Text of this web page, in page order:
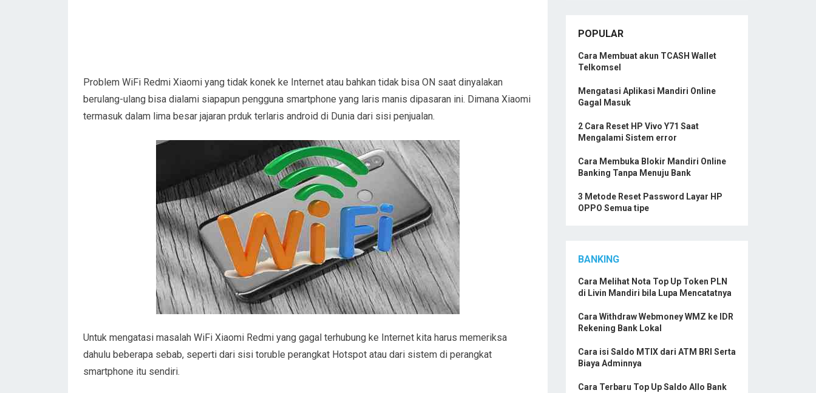
Problem WiFi Redmi Xiaomi yang tidak konek ke Internet atau bahkan tidak bisa ON saat dinyalakan
berulang-ulang bisa dialami siapapun pengguna smartphone yang laris manis dipasaran ini. Dimana Xiaomi
termasuk dalam lima besar jajaran prduk terlaris android di Dunia dari sisi penjualan.
Untuk mengatasi masalah WiFi Xiaomi Redmi yang gagal terhubung ke Internet kita harus memeriksa
dahulu beberapa sebab, seperti dari sisi toruble perangkat Hotspot atau dari sistem di perangkat
smartphone itu sendiri.
POPULAR
Cara Membuat akun TCASH Wallet
Telkomsel
Mengatasi Aplikasi Mandiri Online
Gagal Masuk
2 Cara Reset HP Vivo Y71 Saat
Mengalami Sistem error
Cara Membuka Blokir Mandiri Online
Banking Tanpa Menuju Bank
3 Metode Reset Password Layar HP
OPPO Semua tipe
BANKING
Cara Melihat Nota Top Up Token PLN
di Livin Mandiri bila Lupa Mencatatnya
Cara Withdraw Webmoney WMZ ke IDR
Rekening Bank Lokal
Cara isi Saldo MTIX dari ATM BRI Serta
Biaya Adminnya
Cara Terbaru Top Up Saldo Allo Bank